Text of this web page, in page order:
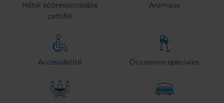
Hôtel écoresponsable
certifié
Animaux
Accessibilité Occasions spéciales